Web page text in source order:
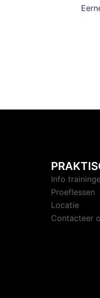
Info
Proeflessen
Locatie
Contacteer